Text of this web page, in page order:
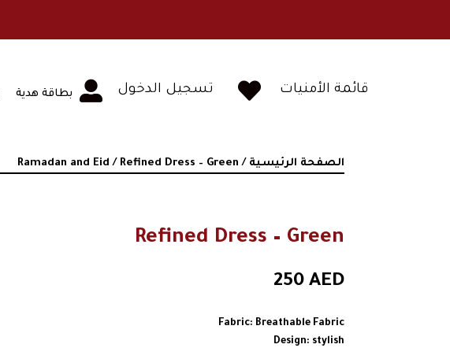
بطاقة هدية
 تسجيل الدخول  قائمة الأمنيات
الصفحة الرئيسية /
Ramadan and Eid / Refined Dress – Green
Refined Dress – Green
250 AED
Fabric: Breathable Fabric
Design: stylish